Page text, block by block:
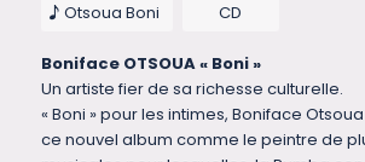
Otsoua Boni CD
Boniface OTSOUA « Boni »
Un artiste fier de sa richesse culturelle.
« Boni » pour les intimes, Boniface
ce nouvel album comme le peintre de